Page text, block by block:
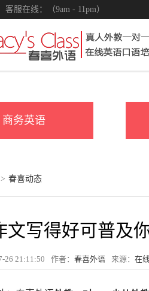
客服在线：（9am - 11pm）
商务英语
> 春喜动态
文写得好可普及
26 21:11:50 作者： 春喜外语 来源： 在